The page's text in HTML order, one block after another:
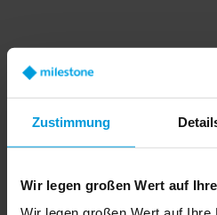
Zustimmung
Wir legen großen Wert auf
+39 02 94